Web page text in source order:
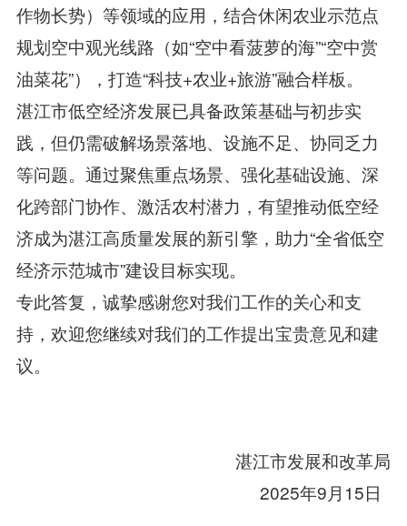
作物长势）等领域的应用，结合休闲农业示范点
规划空中观光线路（如“空中看菠萝的海”“空中赏
油菜花”），打造“科技+农业+旅游”融合样板。
湛江市低空经济发展已具备政策基础与初步实
践，但仍需破解场景落地、设施不足、协同乏力
等问题。通过聚焦重点场景、强化基础设施、深
化跨部门协作、激活农村潜力，有望推动低空经
济成为湛江高质量发展的新引擎，助力“全省低空
经济示范城市”建设目标实现。
专此答复，诚挚感谢您对我们工作的关心和支
持，欢迎您继续对我们的工作提出宝贵意见和建
议。
湛江市发展和改革局
2025年9月15日